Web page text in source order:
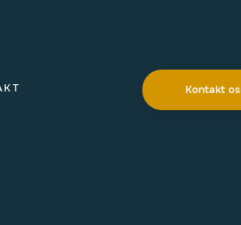
Kontakt os​